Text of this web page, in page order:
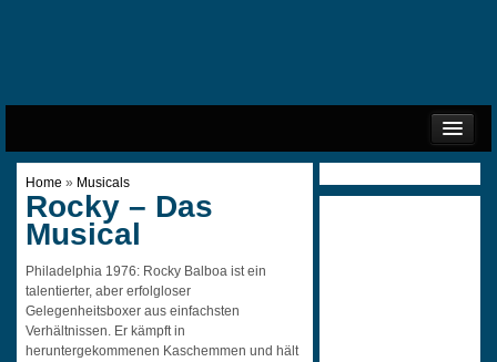
START
IMPRESSUM
DATENSCHUTZ
COOKIE-RICHTLINIE (EU)
Home » Musicals
Rocky – Das
Musical
Philadelphia 1976: Rocky Balboa ist ein
talentierter, aber erfolgloser
Gelegenheitsboxer aus einfachsten
Verhältnissen. Er kämpft in
heruntergekommenen Kaschemmen und hält